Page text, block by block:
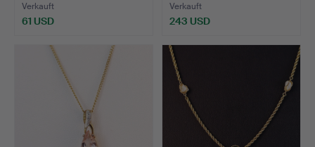
Verkauft
61 USD
Verkauft
243 USD